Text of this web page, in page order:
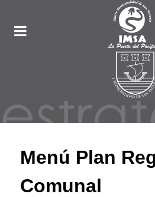
Menú Plan
Comunal